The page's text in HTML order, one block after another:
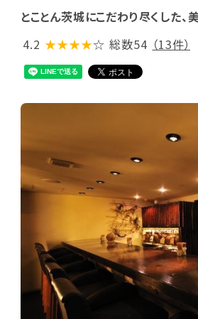
とことん茨城にこだわり尽くした
4.2 ★★★★☆ 総数54 （13件）